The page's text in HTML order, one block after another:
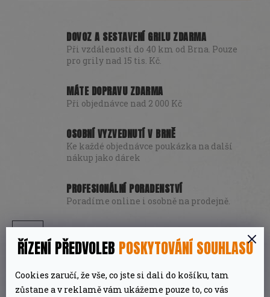
ŘÍZENÍ PŘEDVOLEB POSKYTOVÁNÍ SOUHLASU
Cookies zaručí, že vše, co jste si dali do košíku, tam
zůstane a v reklamě vám ukážeme pouze to, co vás
DOVOZ A SESTAVENÍ GRILU ZDARMA
Při vzdálenosti do 40 km od Brna. Pouze
pro grily nad 15 tis. Kč.
MÁTE DOPRAVU ZDARMA
Při objednávce nad 2 000 Kč
OSOBNÍ VYZVEDNUTÍ V BRNĚ
Ke každé objednávce poukázka na další
nákup jako dárek
PROFESIONÁLNÍ PORADENSTVÍ
Poradíme online i osobně na prodejně.
DETAILNÍ POPIS PRODUKTU